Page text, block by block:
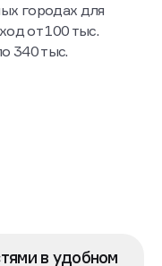
городах для
от 100 тыс.
340 тыс.
в удобном